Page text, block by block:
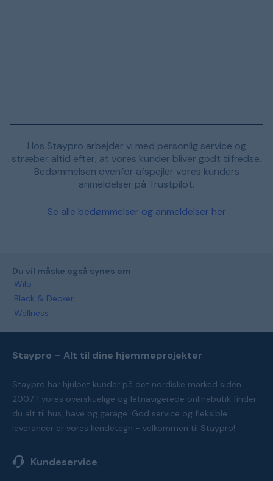
Hos Staypro arbejder vi med personlig service og
stræber altid efter, at vores kunder bliver godt tilfredse.
Bedømmelsen ovenfor afspejler vores kunders
anmeldelser på Trustpilot.
Se alle bedømmelser og anmeldelser her
Du vil måske også synes om
Wilo
Black & Decker
Wellness
Staypro – Alt til dine hjemmeprojekter
Staypro har hjulpet kunder på det nordiske marked siden
2007. I vores overskuelige og letnavigerede onlinebutik finder
du alt til hus, have og garage. God service og fleksible
leverancer er vores kendetegn - velkommen til Staypro!
Kundeservice